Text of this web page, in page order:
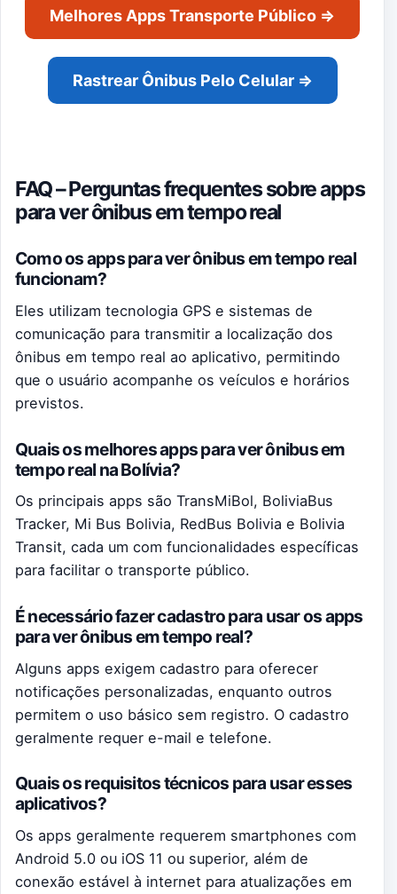
Melhores Apps Transporte Público ⇒
Rastrear Ônibus Pelo Celular ⇒
FAQ – Perguntas frequentes sobre apps
para ver ônibus em tempo real
Como os apps para ver ônibus em tempo real
funcionam?
Eles utilizam tecnologia GPS e sistemas de
comunicação para transmitir a localização dos
ônibus em tempo real ao aplicativo, permitindo
que o usuário acompanhe os veículos e horários
previstos.
Quais os melhores apps para ver ônibus em
tempo real na Bolívia?
Os principais apps são TransMiBol, BoliviaBus
Tracker, Mi Bus Bolivia, RedBus Bolivia e Bolivia
Transit, cada um com funcionalidades específicas
para facilitar o transporte público.
É necessário fazer cadastro para usar os apps
para ver ônibus em tempo real?
Alguns apps exigem cadastro para oferecer
notificações personalizadas, enquanto outros
permitem o uso básico sem registro. O cadastro
geralmente requer e-mail e telefone.
Quais os requisitos técnicos para usar esses
aplicativos?
Os apps geralmente requerem smartphones com
Android 5.0 ou iOS 11 ou superior, além de
conexão estável à internet para atualizações em